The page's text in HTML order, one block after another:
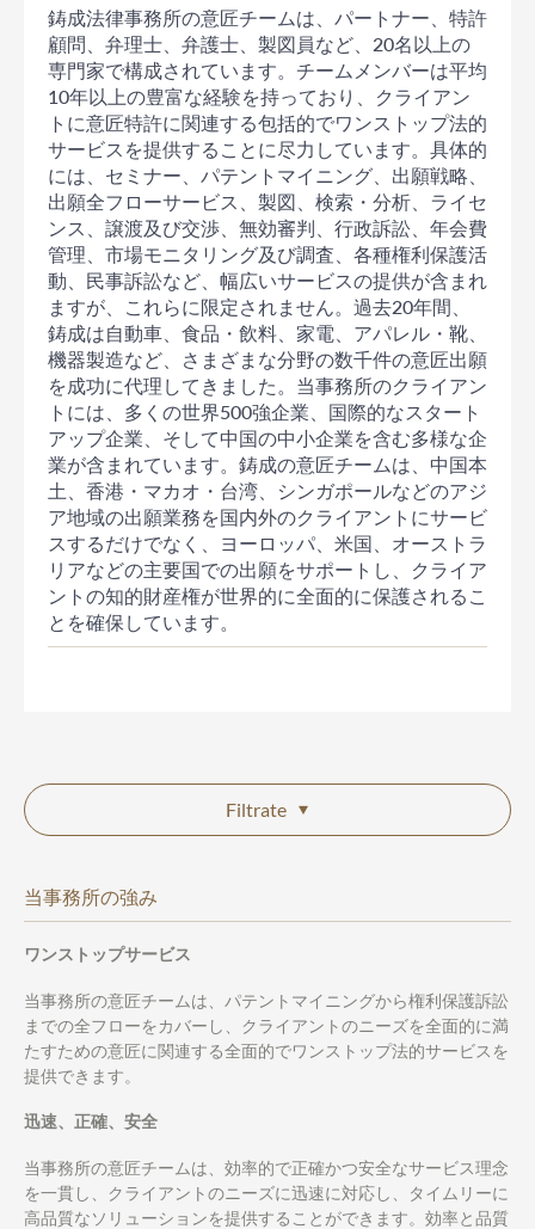
鋳成法律事務所の意匠チームは、パートナー、特許
顧問、弁理士、弁護士、製図員など、20名以上の
専門家で構成されています。チームメンバーは平均
10年以上の豊富な経験を持っており、クライアン
トに意匠特許に関連する包括的でワンストップ法的
サービスを提供することに尽力しています。具体的
には、セミナー、パテントマイニング、出願戦略、
出願全フローサービス、製図、検索・分析、ライセ
ンス、譲渡及び交渉、無効審判、行政訴訟、年会費
管理、市場モニタリング及び調査、各種権利保護活
動、民事訴訟など、幅広いサービスの提供が含まれ
ますが、これらに限定されません。過去20年間、
鋳成は自動車、食品・飲料、家電、アパレル・靴、
機器製造など、さまざまな分野の数千件の意匠出願
を成功に代理してきました。当事務所のクライアン
トには、多くの世界500強企業、国際的なスタート
アップ企業、そして中国の中小企業を含む多様な企
業が含まれています。鋳成の意匠チームは、中国本
土、香港・マカオ・台湾、シンガポールなどのアジ
ア地域の出願業務を国内外のクライアントにサービ
スするだけでなく、ヨーロッパ、米国、オーストラ
リアなどの主要国での出願をサポートし、クライア
ントの知的財産権が世界的に全面的に保護されるこ
とを確保しています。
Filtrate
当事務所の強み
ワンストップサービス
当事務所の意匠チームは、パテントマイニングから権利保護訴訟
までの全フローをカバーし、クライアントのニーズを全面的に満
たすための意匠に関連する全面的でワンストップ法的サービスを
提供できます。
迅速、正確、安全
当事務所の意匠チームは、効率的で正確かつ安全なサービス理念
を一貫し、クライアントのニーズに迅速に対応し、タイムリーに
高品質なソリューションを提供することができます。効率と品質